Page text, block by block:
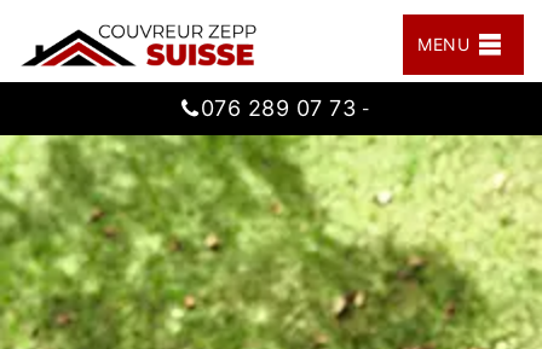
MENU
076 289 07 73 -